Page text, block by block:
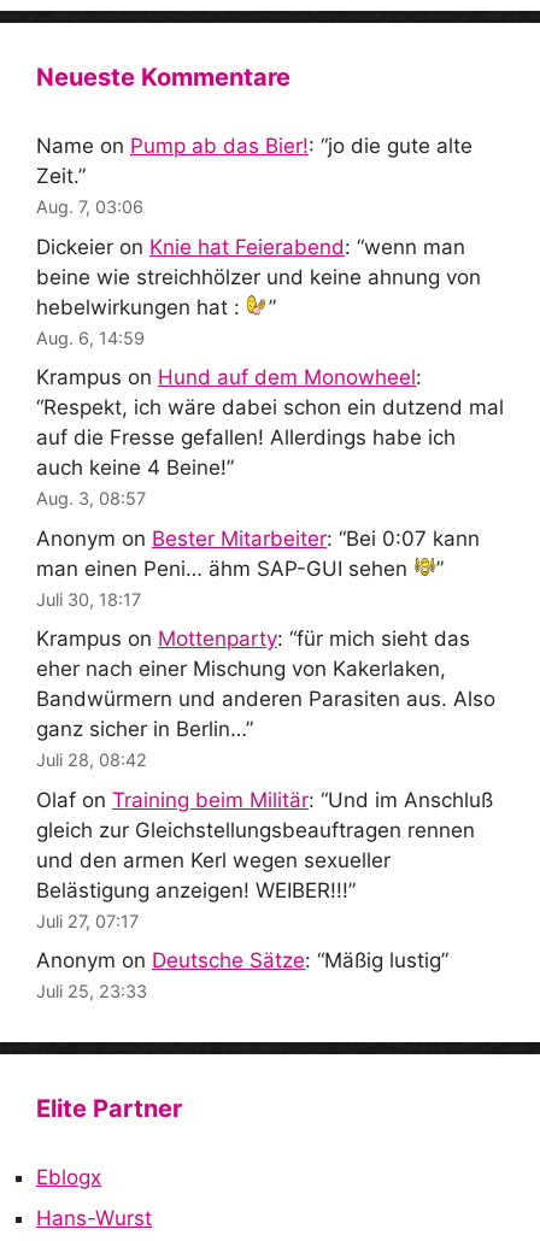
Neueste Kommentare
Name on Pump ab das Bier!: “jo die gute alte
Zeit.”
Aug. 7, 03:06
Dickeier on Knie hat Feierabend: “wenn man
beine wie streichhölzer und keine ahnung von
hebelwirkungen hat :
”
Aug. 6, 14:59
Krampus on Hund auf dem Monowheel:
“Respekt, ich wäre dabei schon ein dutzend mal
auf die Fresse gefallen! Allerdings habe ich
auch keine 4 Beine!”
Aug. 3, 08:57
Anonym on Bester Mitarbeiter: “Bei 0:07 kann
man einen Peni… ähm SAP-GUI sehen
”
Juli 30, 18:17
Krampus on Mottenparty: “für mich sieht das
eher nach einer Mischung von Kakerlaken,
Bandwürmern und anderen Parasiten aus. Also
ganz sicher in Berlin…”
Juli 28, 08:42
Olaf on Training beim Militär: “Und im Anschluß
gleich zur Gleichstellungsbeauftragen rennen
und den armen Kerl wegen sexueller
Belästigung anzeigen! WEIBER!!!”
Juli 27, 07:17
Anonym on Deutsche Sätze: “Mäßig lustig”
Juli 25, 23:33
Elite Partner
Eblogx
Hans-Wurst